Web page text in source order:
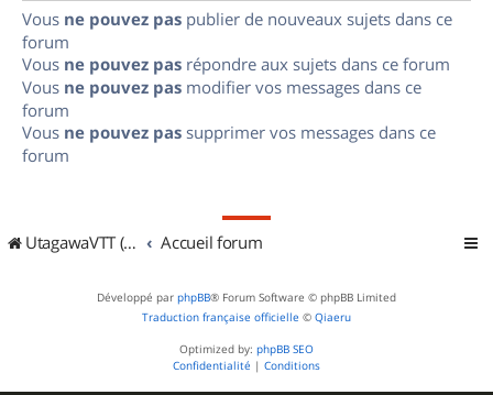
Vous ne pouvez pas publier de nouveaux sujets dans ce
forum
Vous ne pouvez pas répondre aux sujets dans ce forum
Vous ne pouvez pas modifier vos messages dans ce
forum
Vous ne pouvez pas supprimer vos messages dans ce
forum
UtagawaVTT (Randos VTT et VTTAE avec traces GPS) Accueil forum
Développé par phpBB® Forum Software © phpBB Limited
Traduction française officielle © Qiaeru
Optimized by: phpBB SEO
Confidentialité | Conditions